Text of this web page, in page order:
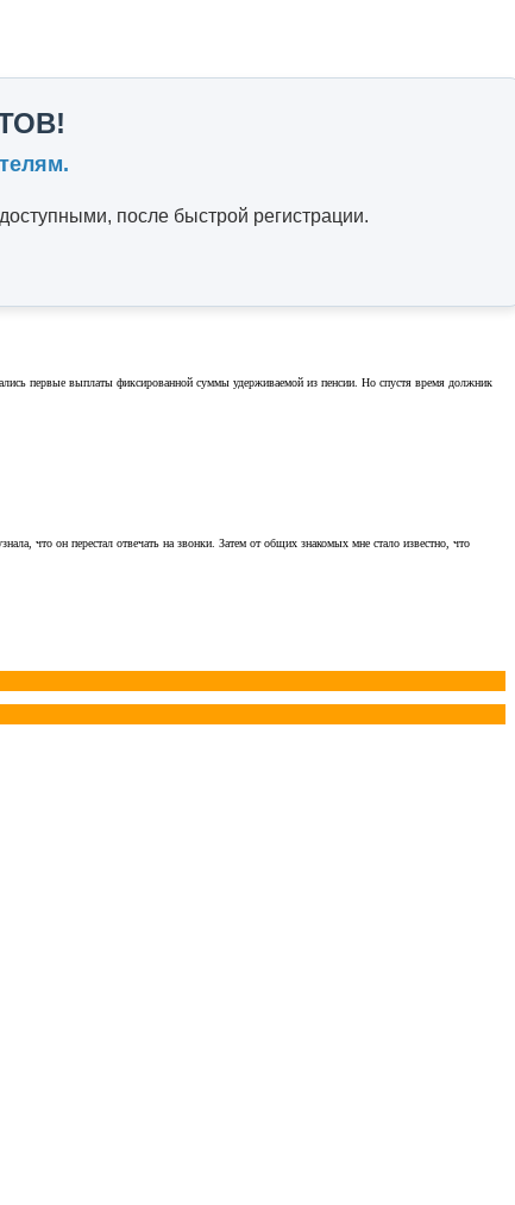
после быстрой регистрации.
первые выплаты фиксированной суммы удерживаемой из пенсии. Но спустя время должник
что он перестал отвечать на звонки. Затем от общих знакомых мне стало известно, что